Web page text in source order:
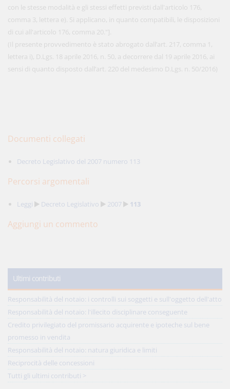
con le stesse modalità e gli stessi effetti previsti dall'articolo 176,
comma 3, lettera e). Si applicano, in quanto compatibili, le disposizioni
di cui all'articolo 176, comma 20."].
(Il presente provvedimento è stato abrogato dall’art. 217, comma 1,
lettera i), D.Lgs. 18 aprile 2016, n. 50, a decorrere dal 19 aprile 2016, ai
sensi di quanto disposto dall’art. 220 del medesimo D.Lgs. n. 50/2016)
Documenti collegati
Decreto Legislativo del 2007 numero 113
Percorsi argomentali
Leggi Decreto Legislativo 2007 113
Aggiungi un commento
Ultimi contributi
Responsabilità del notaio: i controlli sui soggetti e sull'oggetto dell'atto
Responsabilità del notaio: l'illecito disciplinare conseguente
Credito privilegiato del promissario acquirente e ipoteche sul bene
promesso in vendita
Responsabilità del notaio: natura giuridica e limiti
Reciprocità delle concessioni
Tutti gli ultimi contributi >